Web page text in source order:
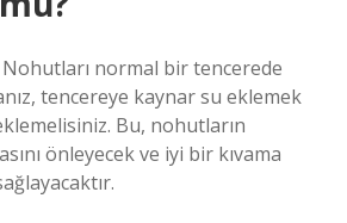
normal bir tencerede
tencereye kaynar su eklemek
Bu, nohutların
önleyecek ve iyi bir kıvama